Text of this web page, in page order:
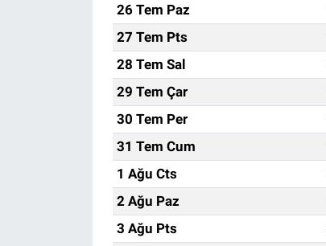
26 Tem Paz
27 Tem Pts
28 Tem Sal
29 Tem Çar
30 Tem Per
31 Tem Cum
1 Ağu Cts
2 Ağu Paz
3 Ağu Pts